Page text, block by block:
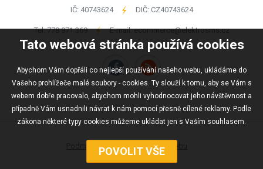
Tato webová stránka používá cookies
Abychom Vám dopřáli co nejlepší používání našeho webu, ukládáme do
Vašeho prohlížeče malé soubory - cookies. Ty slouží k tomu, aby se Vám s
webem dobře pracovalo, abychom mohli vyhodnocovat jeho návštěvnost a
případně Vám usnadnili návrat k nám pomocí přesně cílené reklamy. Podle
zákona některé typy cookies můžeme ukládat jen s Vaším souhlasem.
IČ: 40743624 - DIČ: CZ40743624
Tel:778 971 369 - E-mail:ecommerce@elektrosms.cz
Podmínky užívání Mapa webu